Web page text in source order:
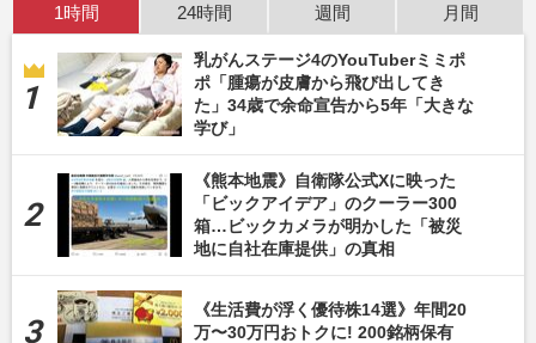
1時間 24時間 週間 月間
乳がんステージ4のYouTuberミミポ
ポ「腫瘍が皮膚から飛び出してき
た」34歳で余命宣告から5年「大きな
学び」
《熊本地震》自衛隊公式Xに映った
「ビックアイデア」のクーラー300
箱…ビックカメラが明かした「被災
地に自社在庫提供」の真相
《生活費が浮く優待株14選》年間20
万〜30万円おトクに! 200銘柄保有